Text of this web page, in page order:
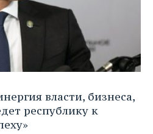
власти, бизнеса,
республику к